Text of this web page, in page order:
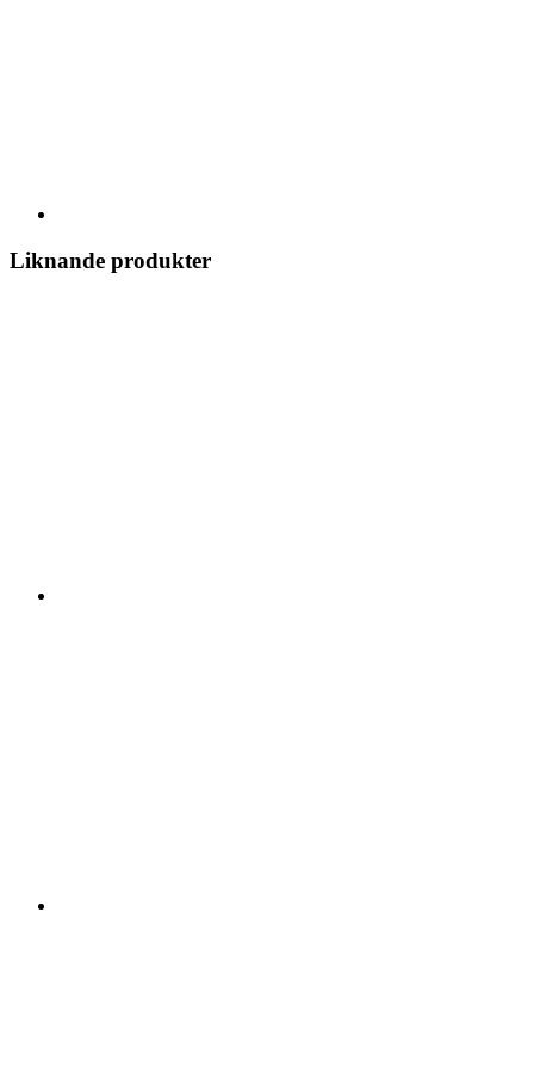
Liknande produkter